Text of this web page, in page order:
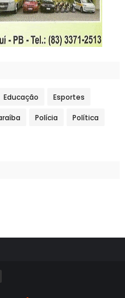
Educação Esportes
Polícia Política